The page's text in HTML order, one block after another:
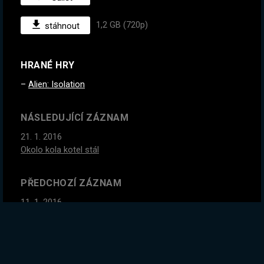
stáhnout 1,2 GB (720p)
HRANÉ HRY
Alien: Isolation
NÁSLEDUJÍCÍ ZÁZNAM
21. 1. 2016
Okolo kola kotel stál
PŘEDCHOZÍ ZÁZNAM
11. 1. 2016